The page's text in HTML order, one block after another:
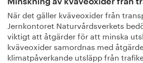
När det gäller kväveoxider från
Jernkontoret Naturvårdsverkets
viktigt att åtgärder för att minska
kväveoxider samordnas med
klimatpåverkande utsläpp från